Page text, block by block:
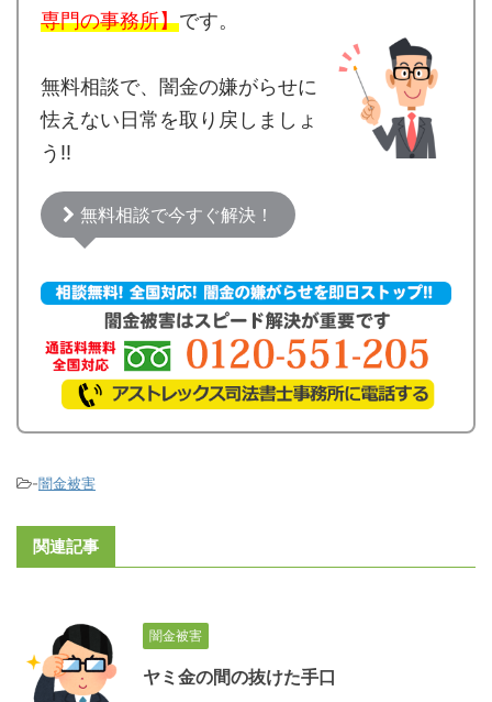
専門の事務所】です。
無料相談で、闇金の嫌がらせに
怯えない日常を取り戻しましょ
う!!
無料相談で今すぐ解決！
-闇金被害
関連記事
闇金被害
ヤミ金の間の抜けた手口